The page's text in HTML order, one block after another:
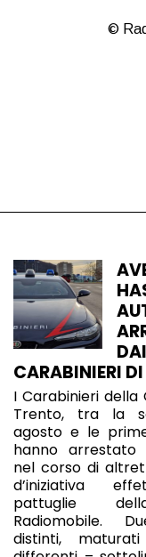
©
DAI
CARABINIERI
I Carabinieri della
Trento, tra la
agosto e le
hanno arrestato
nel corso di
d’iniziativa
pattuglie
Radiomobile.
distinti,